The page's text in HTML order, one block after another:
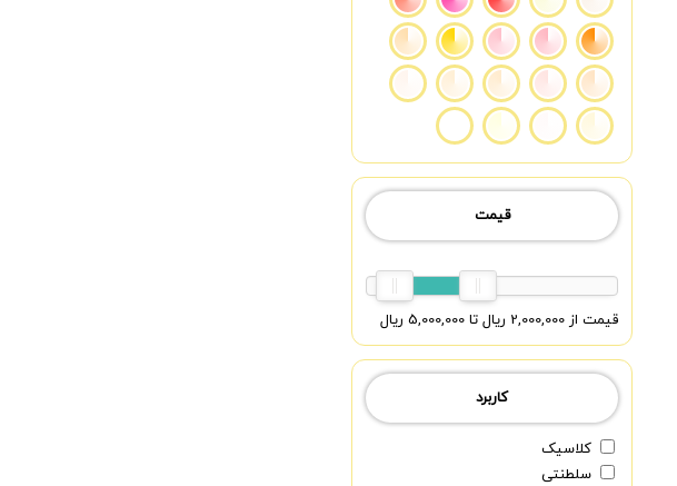
قیمت
قیمت از 2,000,000 ریال تا 5,000,000 ریال
کاربرد
کلاسیک
سلطنتی